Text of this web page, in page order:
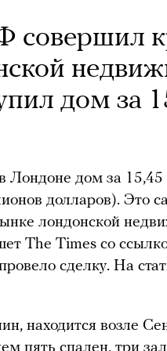
совершил
дом за
Лондоне дом за
долларов). Это
лондонской
The Times со
сделку. На
находится возле
пять спален, три